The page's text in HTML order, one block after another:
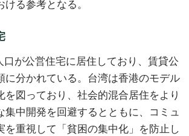
る参考となる。
口が公営住宅に居住しており、賃貸公
に分かれている。台湾は香港のモデル
を図っており、社会的混合居住をより
集中開発を回避するとともに、コミュ
を重視して「貧困の集中化」を防止し